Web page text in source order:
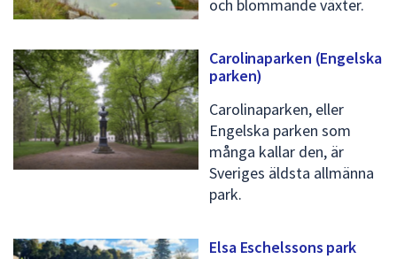
och blommande växter.
Carolinaparken (Engelska
parken)
Carolinaparken, eller
Engelska parken som
många kallar den, är
Sveriges äldsta allmänna
park.
Elsa Eschelssons park